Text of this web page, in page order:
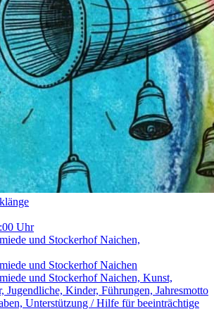
Uhr
und Stockerhof Naichen,
und Stockerhof Naichen
und Stockerhof Naichen, Kunst,
Jugendliche, Kinder, Führungen, Jahresmotto
Unterstützung / Hilfe für beeinträchtige